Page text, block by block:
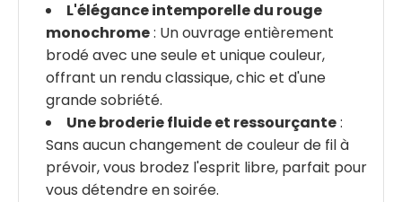
L'élégance intemporelle du rouge
monochrome: Un ouvrage entièrement
brodé avec une seule et unique couleur,
offrant un rendu classique, chic et d'une
grande sobriété.
Une broderie fluide et ressourçante:
Sans aucun changement de couleur de fil à
prévoir, vous brodez l'esprit libre, parfait pour
vous détendre en soirée.